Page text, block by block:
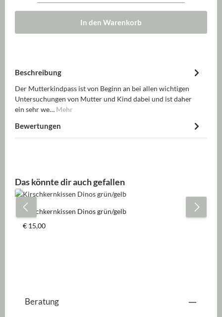
In den Warenkorb
Beschreibung
Der Mutterkindpass ist von Beginn an bei allen wichtigen
Untersuchungen von Mutter und Kind dabei und ist daher
ein sehr we… Mehr
Bewertungen
Produktgalerie überspringen
Das könnte dir auch gefallen
Kirschkernkissen Dinos grün/gelb
Regulärer Preis:
€ 15,00
Beratung